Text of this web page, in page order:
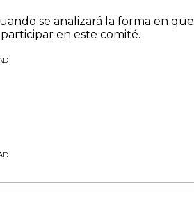
se analizará la forma en
en este comité.